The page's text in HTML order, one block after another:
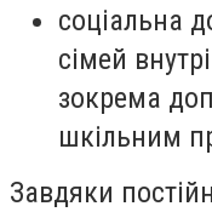
соціальна
сімей
зокрема
шкільним
Завдяки